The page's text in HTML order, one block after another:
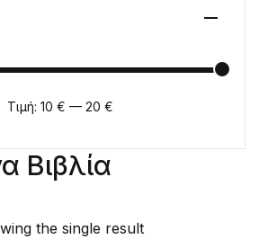
Βιβλία
the single result
Τιμή: 10 € — 20 €